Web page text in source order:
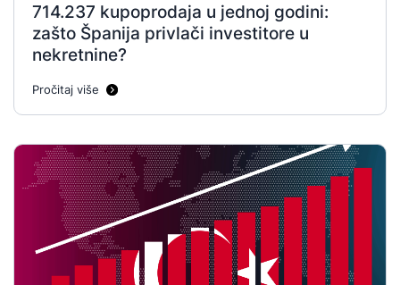
714.237 kupoprodaja u jednoj godini:
zašto Španija privlači investitore u
nekretnine?
Pročitaj više